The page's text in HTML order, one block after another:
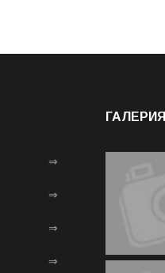
⇒
⇒
⇒
⇒